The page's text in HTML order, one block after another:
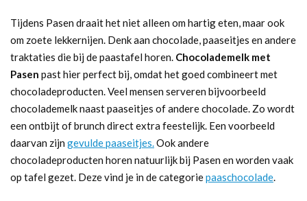
Tijdens Pasen draait het niet alleen om hartig eten, maar ook
om zoete lekkernijen. Denk aan chocolade, paaseitjes en andere
traktaties die bij de paastafel horen. Chocolademelk met
Pasen past hier perfect bij, omdat het goed combineert met
chocoladeproducten. Veel mensen serveren bijvoorbeeld
chocolademelk naast paaseitjes of andere chocolade. Zo wordt
een ontbijt of brunch direct extra feestelijk. Een voorbeeld
daarvan zijn gevulde paaseitjes.Ook andere
chocoladeproducten horen natuurlijk bij Pasen en worden vaak
op tafel gezet. Deze vind je in de categoriepaaschocolade.